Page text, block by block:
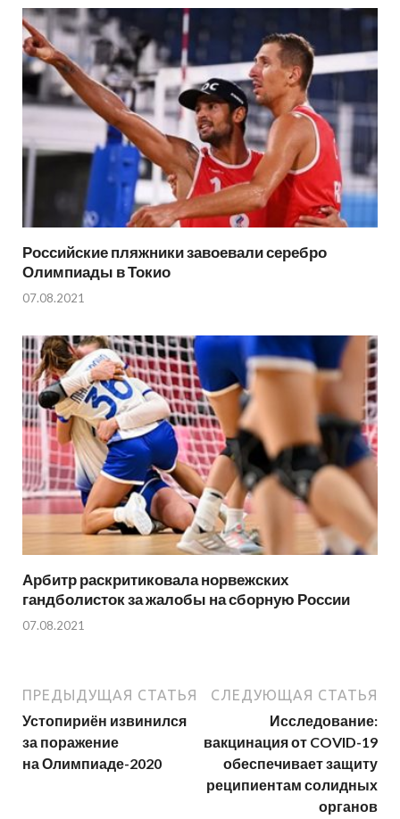
Российские пляжники завоевали серебро
Олимпиады в Токио
07.08.2021
Арбитр раскритиковала норвежских
гандболисток за жалобы на сборную России
07.08.2021
ПРЕДЫДУЩАЯ СТАТЬЯ
Устопириён извинился
за поражение
на Олимпиаде-2020
СЛЕДУЮЩАЯ СТАТЬЯ
Исследование:
вакцинация от COVID-19
обеспечивает защиту
реципиентам солидных
органов